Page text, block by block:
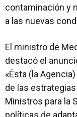
contaminación y
a las nuevas
El ministro de
destacó el
«Ésta (la
de las
Ministros para la